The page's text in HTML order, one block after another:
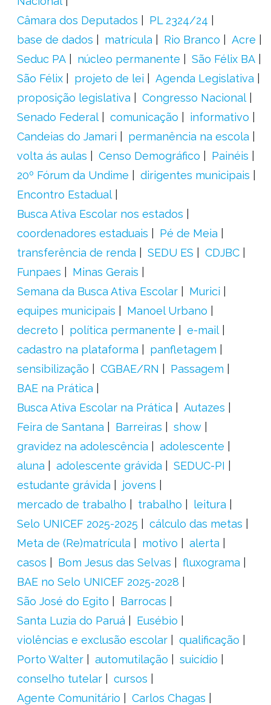
Câmara dos Deputados
PL 2324/24
base de dados
matrícula Rio Branco
Acre
Seduc PA
núcleo permanente
São Félix BA
São Félix
projeto de lei
Agenda Legislativa
proposição legislativa
Congresso Nacional
Senado Federal
comunicação
informativo
Candeias do Jamari
permanência na escola
volta ás aulas
Censo Demográfico
Painéis
20º Fórum da Undime
dirigentes municipais
Encontro Estadual
Busca Ativa Escolar nos estados
coordenadores estaduais
Pé de Meia
transferência de renda
SEDU ES
CDJBC
Funpaes
Minas Gerais
Semana da Busca Ativa Escolar
Murici
equipes municipais
Manoel Urbano
decreto
política permanente
e-mail
cadastro na plataforma
panfletagem
sensibilização
CGBAE/RN
Passagem
BAE na Prática
Busca Ativa Escolar na Prática
Autazes
Feira de Santana
Barreiras
show
gravidez na adolescência
adolescente
aluna
adolescente grávida
SEDUC-PI
estudante grávida
jovens
mercado de trabalho
trabalho
leitura
Selo UNICEF 2025-2025
cálculo das metas
Meta de (Re)matrícula
motivo
alerta
casos
Bom Jesus das Selvas
fluxograma
BAE no Selo UNICEF 2025-2028
São José do Egito
Barrocas
Santa Luzia do Paruá
Eusébio
violências e exclusão escolar
qualificação
Porto Walter
automutilação
suicídio
conselho tutelar
cursos
Agente Comunitário
Carlos Chagas